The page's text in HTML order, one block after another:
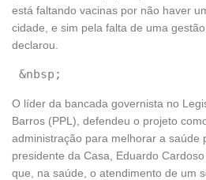
está faltando vacinas por não haver
cidade, e sim pela falta de uma gestão
declarou.
O líder da bancada governista no
Barros (PPL), defendeu o projeto
administração para melhorar a saúde
presidente da Casa, Eduardo
que, na saúde, o atendimento de um